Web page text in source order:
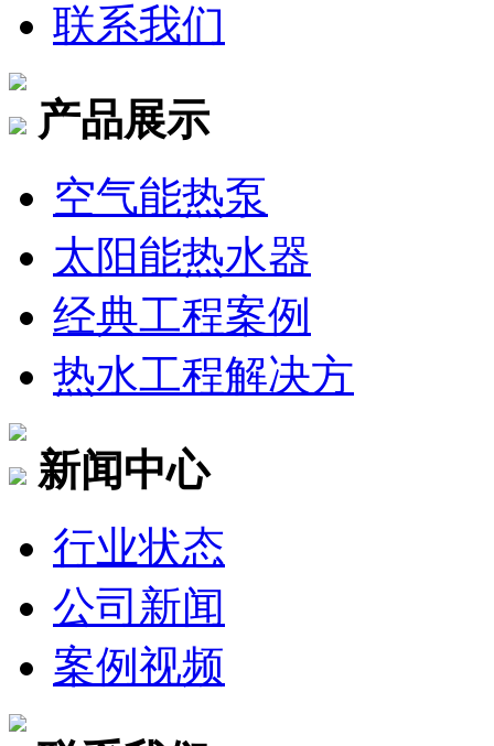
联系我们
产品展示
空气能热泵
太阳能热水器
经典工程案例
热水工程解决方
新闻中心
行业状态
公司新闻
案例视频